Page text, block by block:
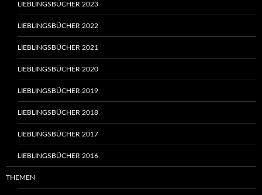
LIEBLINGSBÜCHER 2023
LIEBLINGSBÜCHER 2022
LIEBLINGSBÜCHER 2021
LIEBLINGSBÜCHER 2020
LIEBLINGSBÜCHER 2019
LIEBLINGSBÜCHER 2018
LIEBLINGSBÜCHER 2017
LIEBLINGSBÜCHER 2016
THEMEN